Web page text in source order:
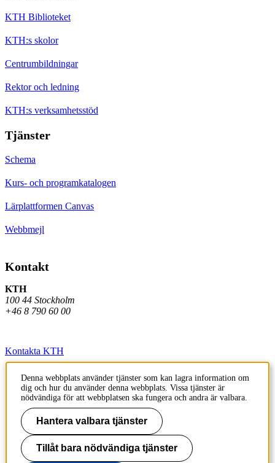
KTH Biblioteket
KTH:s skolor
Centrumbildningar
Rektor och ledning
KTH:s verksamhetsstöd
Tjänster
Schema
Kurs- och programkatalogen
Lärplattformen Canvas
Webbmejl
Kontakt
KTH
100 44 Stockholm
+46 8 790 60 00
Kontakta KTH
Jobba på KTH
Press och media
Faktura och betalning KTH
Om KTH:s webbplatser
Denna webbplats använder tjänster som kan lagra information om
dig och hur du använder denna webbplats. Vissa tjänster är
nödvändiga för att webbplatsen ska fungera och andra är valbara.
Hantera valbara tjänster
Tillåt bara nödvändiga tjänster